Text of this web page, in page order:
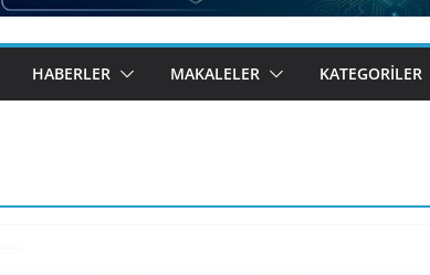
HABERLER MAKALELER KATEGORILER